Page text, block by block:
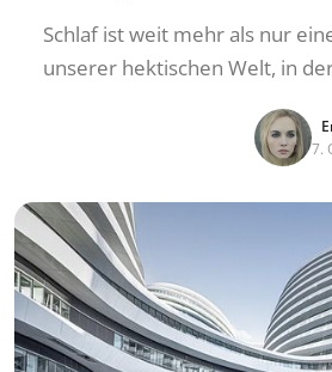
Schlaf ist weit mehr als nur
unserer hektischen Welt, in
7.